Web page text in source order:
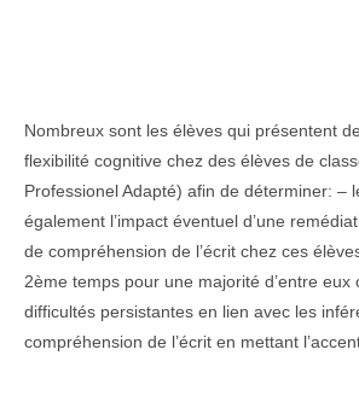
Nombreux sont les élèves qui présentent
flexibilité cognitive chez des élèves de
Professionel Adapté) afin de déterminer: –
également l’impact éventuel d’une
de compréhension de l’écrit chez ces
2ème temps pour une majorité d’entre
difficultés persistantes en lien avec les
compréhension de l’écrit en mettant